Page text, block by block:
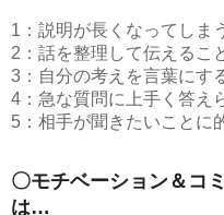
1：説明が長くなってしま
2：話を整理して伝えるこ
3：自分の考えを言葉にす
4：急な質問に上手く答え
5：相手が聞きたいことに
〇モチベーション＆コ
は…